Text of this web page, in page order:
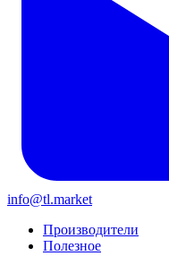
info@tl.market
Производители
Полезное